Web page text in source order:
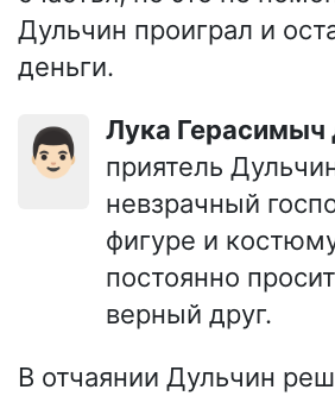
Дульчин проиграл и
деньги.
👨🏻 Лука
приятель
невзрачный
фигуре и
постоянно
верный друг.
В отчаянии Дульчин